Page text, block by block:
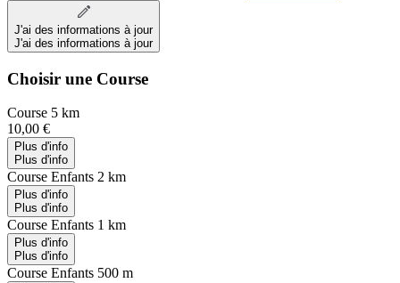
J'ai des informations à jour
J'ai des informations à jour
Choisir une Course
Course 5 km
10,00 €
Plus d'info
Plus d'info
Course Enfants 2 km
Plus d'info
Plus d'info
Course Enfants 1 km
Plus d'info
Plus d'info
Course Enfants 500 m